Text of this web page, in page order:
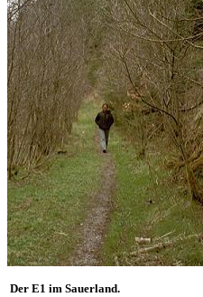
Der E1 im Sauerland.